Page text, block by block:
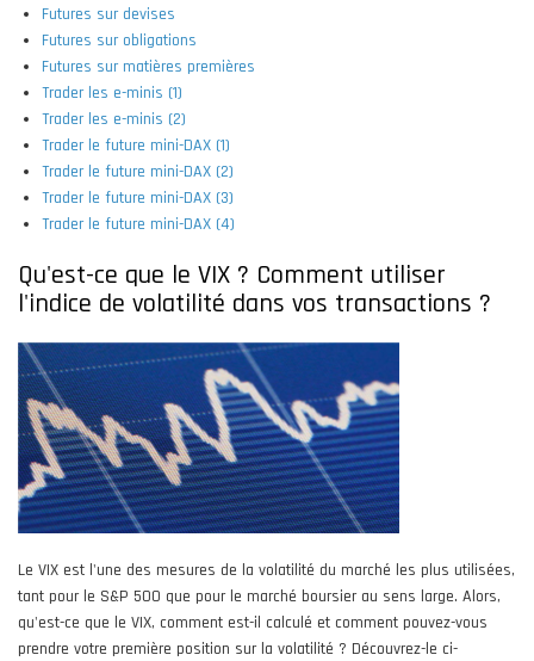
Futures sur devises
Futures sur obligations
Futures sur matières premières
Trader les e-minis (1)
Trader les e-minis (2)
Trader le future mini-DAX (1)
Trader le future mini-DAX (2)
Trader le future mini-DAX (3)
Trader le future mini-DAX (4)
Qu'est-ce que le VIX ? Comment utiliser
l'indice de volatilité dans vos transactions ?
Le VIX est l'une des mesures de la volatilité du marché les plus utilisées,
tant pour le S&P 500 que pour le marché boursier au sens large. Alors,
qu'est-ce que le VIX, comment est-il calculé et comment pouvez-vous
prendre votre première position sur la volatilité ? Découvrez-le ci-